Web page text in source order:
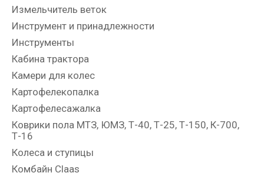
Измельчитель веток
Инструмент и принадлежности
Инструменты
Кабина трактора
Камери для колес
Картофелекопалка
Картофелесажалка
Коврики пола МТЗ, ЮМЗ, Т-40, Т-25, Т-150, К-700,
Т-16
Колеса и ступицы
Комбайн Claas